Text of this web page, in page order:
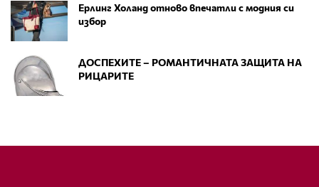
Ерлинг Холанд отново впечатли с модния си
избор
ДОСПЕХИТЕ – РОМАНТИЧНАТА ЗАЩИТА НА
РИЦАРИТЕ